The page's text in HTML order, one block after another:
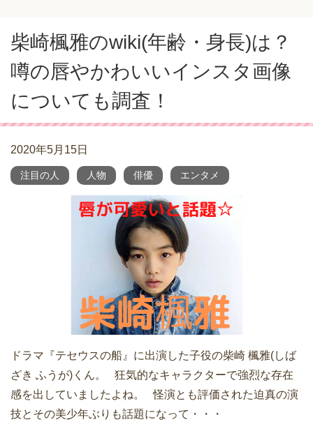
柴崎楓雅のwiki(年齢・身長)は？
噂の唇やかわいいインスタ画像
についても調査！
2020年5月15日
注目の人 人物 俳優 エンタメ
ドラマ『テセウスの船』に出演した子役の柴崎 楓雅(しば
ざき ふうが)くん。 狂気的なキャラクターで強烈な存在
感を出していましたよね。 怪演とも評価された迫真の演
技とその美少年ぶりも話題になって・・・